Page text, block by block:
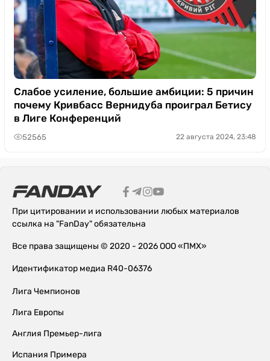
Слабое усиление, большие амбиции: 5 причин
почему Кривбасс Вернидуба проиграл Бетису
в Лиге Конференций
52565 22 августа 2024, 23:48
При цитировании и использовании любых материалов
ссылка на "FanDay" обязательна
Все права защищены © 2020 - 2026 ООО «ПМХ»
Идентификатор медиа R40-06376
Лига Чемпионов
Лига Европы
Англия Премьер-лига
Испания Примера